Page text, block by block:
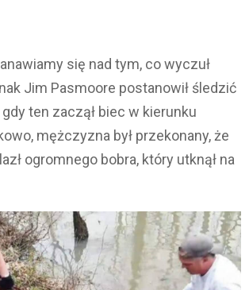
się nad tym, co wyczuł
Jim Pasmoore postanowił śledzić
ten zaczął biec w kierunku
mężczyzna był przekonany, że
ogromnego bobra, który utknął na